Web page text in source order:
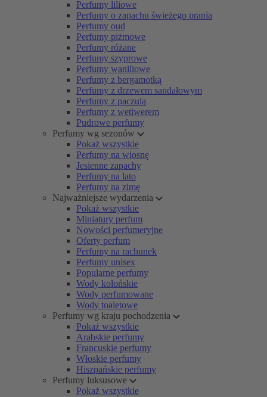
Perfumy liliowe
Perfumy o zapachu świeżego prania
Perfumy oud
Perfumy piżmowe
Perfumy różane
Perfumy szyprowe
Perfumy waniliowe
Perfumy z bergamotką
Perfumy z drzewem sandałowym
Perfumy z paczulą
Perfumy z wetiwerem
Pudrowe perfumy
Perfumy wg sezonów
Pokaż wszystkie
Perfumy na wiosnę
Jesienne zapachy
Perfumy na lato
Perfumy na zimę
Najważniejsze wydarzenia
Pokaż wszystkie
Miniatury perfum
Nowości perfumeryjne
Oferty perfum
Perfumy na rachunek
Perfumy unisex
Popularne perfumy
Wody kolońskie
Wody perfumowane
Wody toaletowe
Perfumy wg kraju pochodzenia
Pokaż wszystkie
Arabskie perfumy
Francuskie perfumy
Włoskie perfumy
Hiszpańskie perfumy
Perfumy luksusowe
Pokaż wszystkie